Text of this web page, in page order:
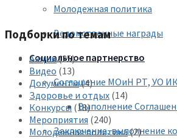
Молодежная политика
Ведомственные награды
Социальное партнерство
Соглашение МОиН РТ, УО
Выполнение
Заключение, выполнение
Подборки по темам
Акции(25)
Видео (13)
Документы(4)
Здоровье и отдых (14)
Конкурсы (18)
Мероприятия (240)
Молодежная политика(2)